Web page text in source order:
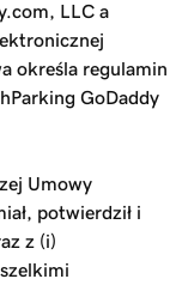
LLC a
określa regulamin
GoDaddy
Umowy
potwierdził i
z (i)